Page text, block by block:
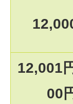
12,001
00